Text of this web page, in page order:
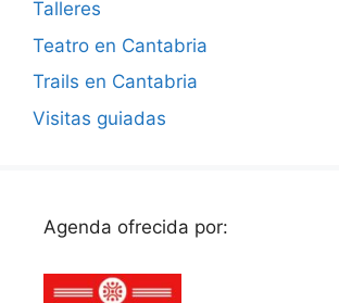
Talleres
Teatro en Cantabria
Trails en Cantabria
Visitas guiadas
Agenda ofrecida por: